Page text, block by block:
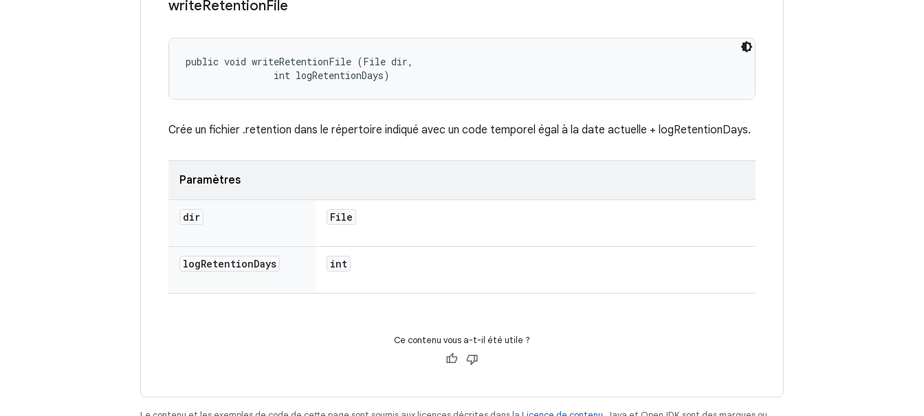
writeRetentionFile
public void writeRetentionFile (File dir,
                int logRetentionDays)
Crée un fichier .retention dans le répertoire indiqué avec un code temporel égal à la date actuelle + logRetentionDays.
Paramètres
dir File
logRetentionDays int
Ce contenu vous a-t-il été utile ?